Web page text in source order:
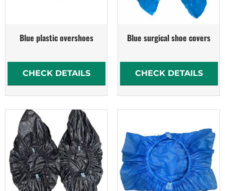
Blue plastic overshoes
CHECK DETAILS
Blue surgical shoe covers
CHECK DETAILS